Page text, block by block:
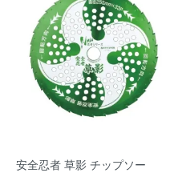
安全忍者 草影 チップソー